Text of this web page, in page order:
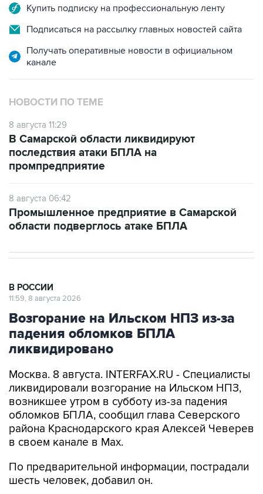
Купить подписку на профессиональную ленту
Подписаться на рассылку главных новостей сайта
Получать оперативные новости в официальном
канале
НОВОСТИ ПО ТЕМЕ
8 августа 11:29
В Самарской области ликвидируют
последствия атаки БПЛА на
промпредприятие
8 августа 06:42
Промышленное предприятие в Самарской
области подверглось атаке БПЛА
В РОССИИ
11:59, 8 августа 2026
Возгорание на Ильском НПЗ из-за
падения обломков БПЛА
ликвидировано
Москва. 8 августа. INTERFAX.RU - Специалисты
ликвидировали возгорание на Ильском НПЗ,
возникшее утром в субботу из-за падения
обломков БПЛА, сообщил глава Северского
района Краснодарского края Алексей Чеверев
в своем канале в Max.
По предварительной информации, пострадали
шесть человек, добавил он.